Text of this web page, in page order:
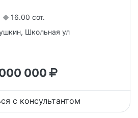
16.00 сот.
Школьная ул
000
с консультантом